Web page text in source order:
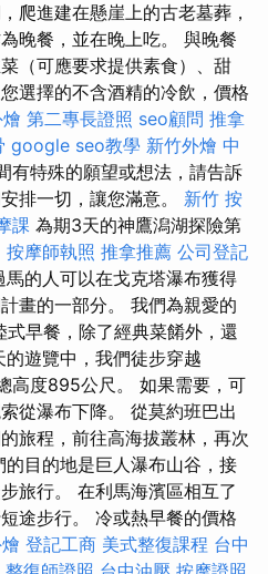
爬進建在懸崖上的古老墓葬，
晚餐，並在晚上吃。 與晚餐
（可應要求提供素食）、甜
選擇的不含酒精的冷飲，價格
第二專長證照 seo顧問 推拿
google seo教學 新竹外燴 中
有特殊的願望或想法，請告訴
排一切，讓您滿意。 新竹 按
課 為期3天的神鷹潟湖探險第
按摩師執照 推拿推薦 公司登記
馬的人可以在戈克塔瀑布獲得
畫的一部分。 我們為親愛的
早餐，除了經典菜餚外，還
遊覽中，我們徒步穿越
高度895公尺。 如果需要，可
從瀑布下降。 從莫約班巴出
旅程，前往高海拔叢林，再次
目的地是巨人瀑布山谷，接
旅行。 在利馬海濱區相互了
途步行。 冷或熱早餐的價格
登記工商 美式整復課程 台中